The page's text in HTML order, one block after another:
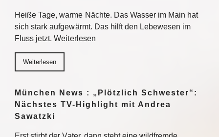
Heiße Tage, warme Nächte. Das Wasser im Main hat
sich stark aufgewärmt. Das hilft den Lebewesen im
Fluss jetzt. Weiterlesen
Weiterlesen
München News : „Plötzlich Schwester“:
Nächstes TV-Highlight mit Andrea
Sawatzki